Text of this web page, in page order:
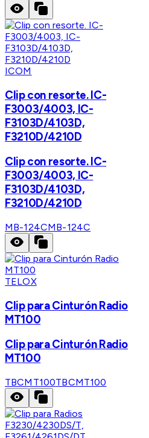
ICOM
Clip con resorte. IC-
F3003/4003, IC-
F3103D/4103D,
F3210D/4210D
Clip con resorte. IC-
F3003/4003, IC-
F3103D/4103D,
F3210D/4210D
MB-124CMB-124C
TELOX
Clip para Cinturón Radio
MT100
Clip para Cinturón Radio
MT100
TBCMT100TBCMT100